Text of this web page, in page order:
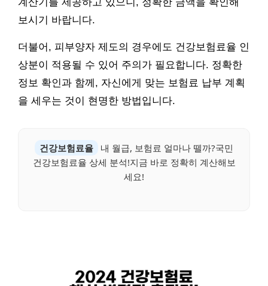
보시기 바랍니다.
더불어, 피부양자 제도의 경우에도 건강보험료율 인
상분이 적용될 수 있어 주의가 필요합니다. 정확한
정보 확인과 함께, 자신에게 맞는 보험료 납부 계획
을 세우는 것이 현명한 방법입니다.
건강보험료율
내 월급, 보험료 얼마나 뗄까?국민
건강보험료율 상세 분석!지금 바로 정확히 계산해보
세요!